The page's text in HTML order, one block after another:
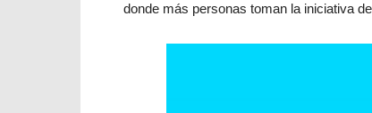
donde más personas toman la iniciativa